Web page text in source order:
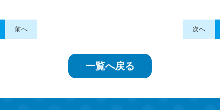
前へ 次へ
一覧へ戻る